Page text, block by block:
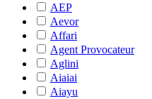
AEP
Aevor
Affari
Agent Provocateur
Aglini
Aiaiai
Aiayu